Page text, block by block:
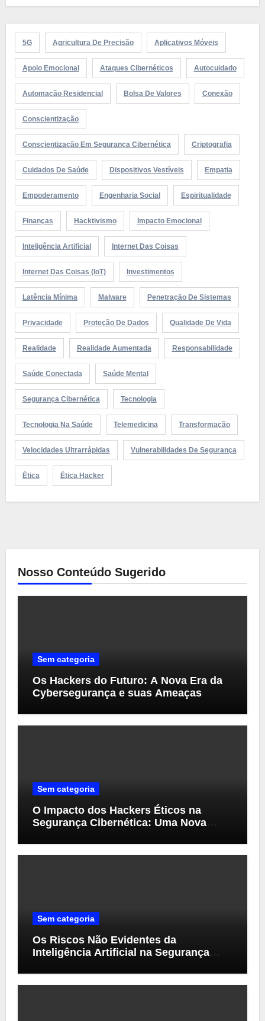
5G Agricultura De Precisão Aplicativos Móveis
Apoio Emocional Ataques Cibernéticos Autocuidado
Automação Residencial Bolsa De Valores Conexão
Conscientização
Conscientização Em Segurança Cibernética Criptografia
Cuidados De Saúde Dispositivos Vestíveis Empatia
Empoderamento Engenharia Social Espiritualidade
Finanças Hacktivismo Impacto Emocional
Inteligência Artificial Internet Das Coisas
Internet Das Coisas (IoT) Investimentos
Latência Mínima Malware Penetração De Sistemas
Privacidade Proteção De Dados Qualidade De Vida
Realidade Realidade Aumentada Responsabilidade
Saúde Conectada Saúde Mental
Segurança Cibernética Tecnologia
Tecnologia Na Saúde Telemedicina Transformação
Velocidades Ultrarrápidas Vulnerabilidades De Segurança
Ética Ética Hacker
Nosso Conteúdo Sugerido
Sem categoria
Os Hackers do Futuro: A Nova Era da
Cybersegurança e suas Ameaças
Sem categoria
O Impacto dos Hackers Éticos na
Segurança Cibernética: Uma Nova
Sem categoria
Os Riscos Não Evidentes da
Inteligência Artificial na Segurança